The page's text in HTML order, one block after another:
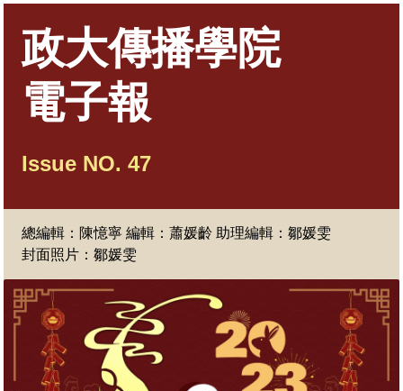
政大傳播學院
電子報
Issue NO. 47
總編輯：陳憶寧 編輯：蕭媛齡 助理編輯：鄒媛雯
封面照片：鄒媛雯